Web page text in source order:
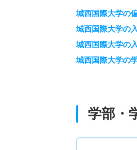
城西国際大学の
城西国際大学の
城西国際大学の
城西国際大学の
学部・